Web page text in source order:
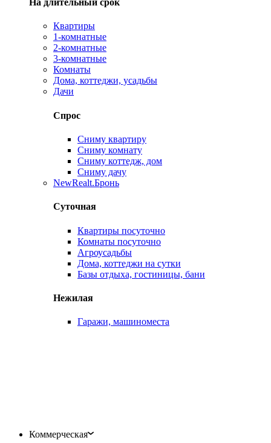
На длительный срок
Квартиры
1-комнатные
2-комнатные
3-комнатные
Комнаты
Дома, коттеджи, усадьбы
Дачи
Спрос
Сниму квартиру
Сниму комнату
Сниму коттедж, дом
Сниму дачу
NewRealt.Бронь
Суточная
Квартиры посуточно
Комнаты посуточно
Агроусадьбы
Дома, коттеджи на сутки
Базы отдыха, гостиницы, бани
Нежилая
Гаражи, машиноместа
Коммерческая